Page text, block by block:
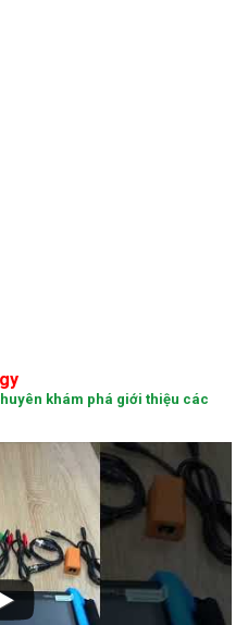
khám phá giới thiệu các